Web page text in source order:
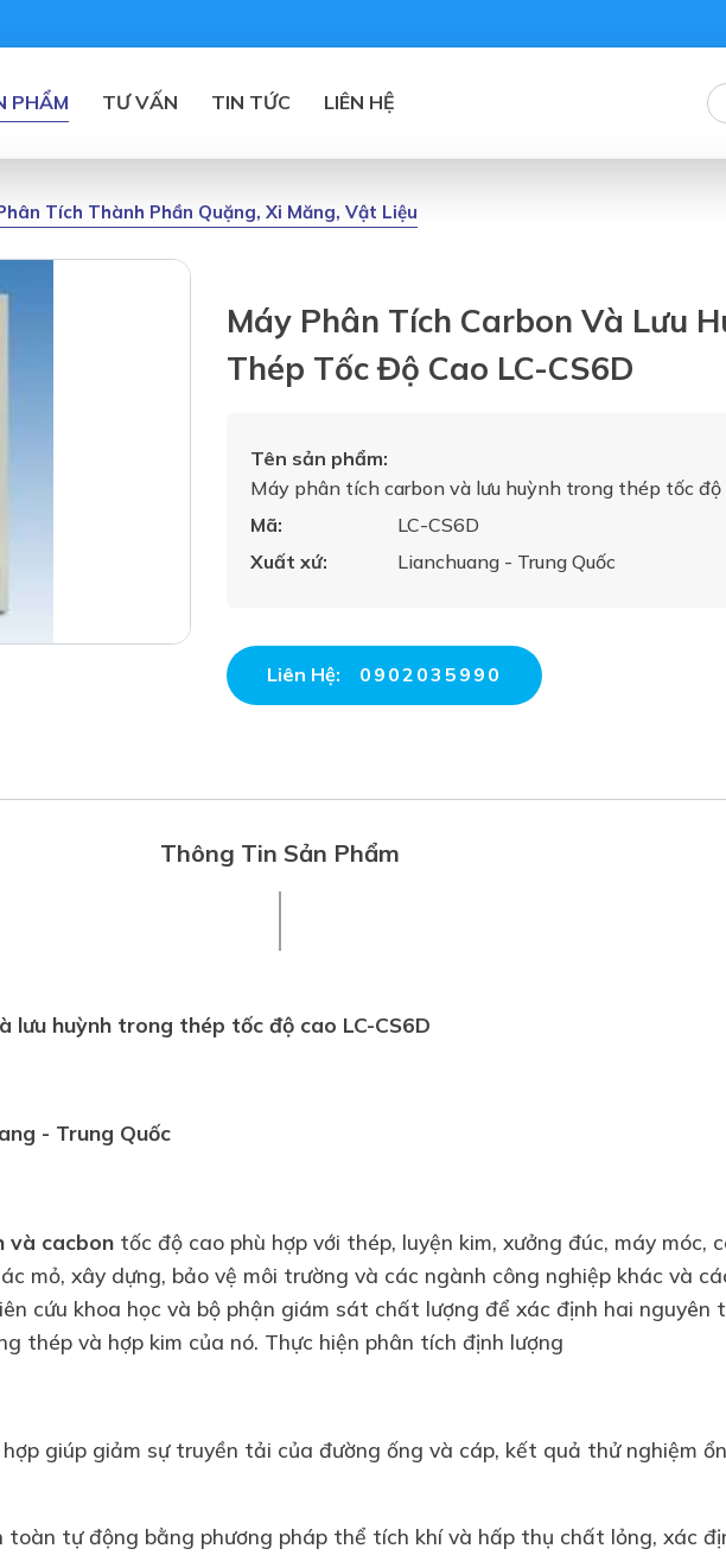
PHẨM TƯ VẤN TIN TỨC LIÊN HỆ
Tích Thành Phần Quặng, Xi Măng, Vật Liệu
Máy Phân Tích Carbon Và Lưu
Thép Tốc Độ Cao LC-CS6D
Tên sản phẩm:
Máy phân tích carbon và lưu huỳnh trong thép tốc độ
Mã:
LC-CS6D
Xuất xứ:
Lianchuang - Trung Quốc
Liên Hệ: 0902035990
Thông Tin Sản Phẩm
lưu huỳnh trong thép tốc độ cao LC-CS6D
- Trung Quốc
và cacbon tốc độ cao phù hợp với thép, luyện kim, xưởng đúc, máy móc,
mỏ, xây dựng, bảo vệ môi trường và các ngành công nghiệp khác và
cứu khoa học và bộ phận giám sát chất lượng để xác định hai nguyên
thép và hợp kim của nó. Thực hiện phân tích định lượng
giúp giảm sự truyền tải của đường ống và cáp, kết quả thử nghiệm
toàn tự động bằng phương pháp thể tích khí và hấp thụ chất lỏng, xác